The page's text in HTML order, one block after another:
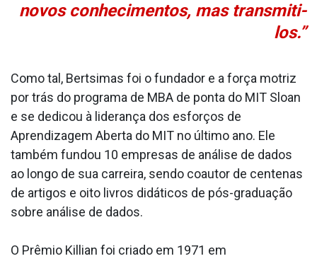
novos conhecimentos, mas transmiti-
los.”
Como tal, Bertsimas foi o fundador e a força motriz
por trás do programa de MBA de ponta do MIT Sloan
e se dedicou à liderança dos esforços de
Aprendizagem Aberta do MIT no último ano. Ele
também fundou 10 empresas de análise de dados
ao longo de sua carreira, sendo coautor de centenas
de artigos e oito livros didáticos de pós-graduação
sobre análise de dados.
O Prêmio Killian foi criado em 1971 em